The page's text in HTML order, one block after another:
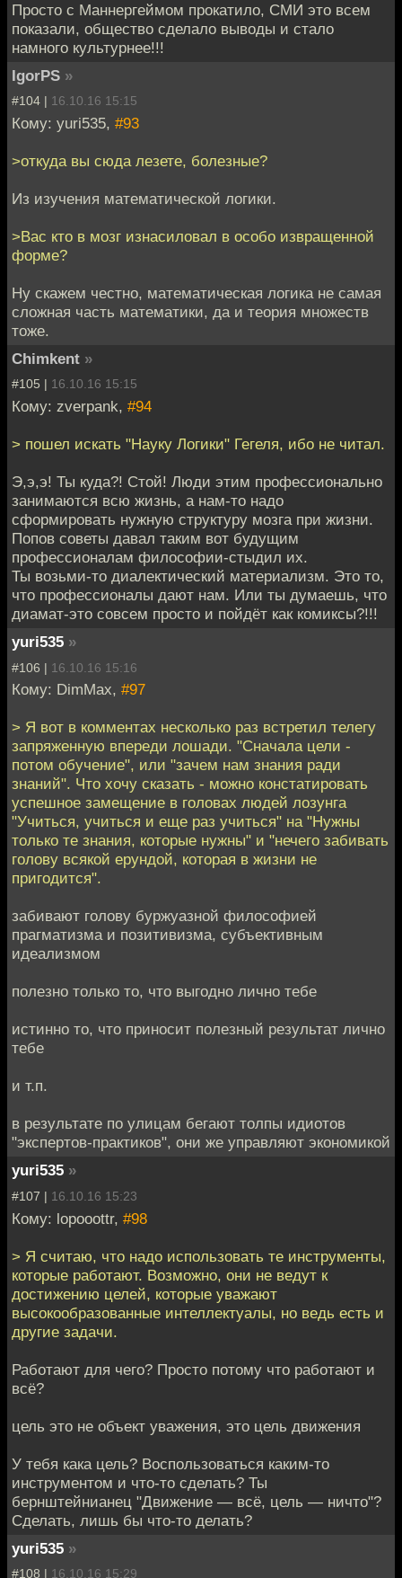
Просто с Маннергеймом прокатило, СМИ это всем
показали, общество сделало выводы и стало
намного культурнее!!!
IgorPS »
#104 | 16.10.16 15:15
Кому: yuri535, #93
>откуда вы сюда лезете, болезные?
Из изучения математической логики.
>Вас кто в мозг изнасиловал в особо извращенной
форме?
Ну скажем честно, математическая логика не самая
сложная часть математики, да и теория множеств
тоже.
Chimkent »
#105 | 16.10.16 15:15
Кому: zverpank, #94
> пошел искать "Науку Логики" Гегеля, ибо не читал.
Э,э,э! Ты куда?! Стой! Люди этим профессионально
занимаются всю жизнь, а нам-то надо
сформировать нужную структуру мозга при жизни.
Попов советы давал таким вот будущим
профессионалам философии-стыдил их.
Ты возьми-то диалектический материализм. Это то,
что профессионалы дают нам. Или ты думаешь, что
диамат-это совсем просто и пойдёт как комиксы?!!!
yuri535 »
#106 | 16.10.16 15:16
Кому: DimMax, #97
> Я вот в комментах несколько раз встретил телегу
запряженную впереди лошади. "Сначала цели -
потом обучение", или "зачем нам знания ради
знаний". Что хочу сказать - можно констатировать
успешное замещение в головах людей лозунга
"Учиться, учиться и еще раз учиться" на "Нужны
только те знания, которые нужны" и "нечего забивать
голову всякой ерундой, которая в жизни не
пригодится".
забивают голову буржуазной философией
прагматизма и позитивизма, субъективным
идеализмом
полезно только то, что выгодно лично тебе
истинно то, что приносит полезный результат лично
тебе
и т.п.
в результате по улицам бегают толпы идиотов
"экспертов-практиков", они же управляют экономикой
yuri535 »
#107 | 16.10.16 15:23
Кому: lopooottr, #98
> Я считаю, что надо использовать те инструменты,
которые работают. Возможно, они не ведут к
достижению целей, которые уважают
высокообразованные интеллектуалы, но ведь есть и
другие задачи.
Работают для чего? Просто потому что работают и
всё?
цель это не объект уважения, это цель движения
У тебя кака цель? Воспользоваться каким-то
инструментом и что-то сделать? Ты
бернштейнианец "Движение — всё, цель — ничто"?
Cделать, лишь бы что-то делать?
yuri535 »
#108 | 16.10.16 15:29